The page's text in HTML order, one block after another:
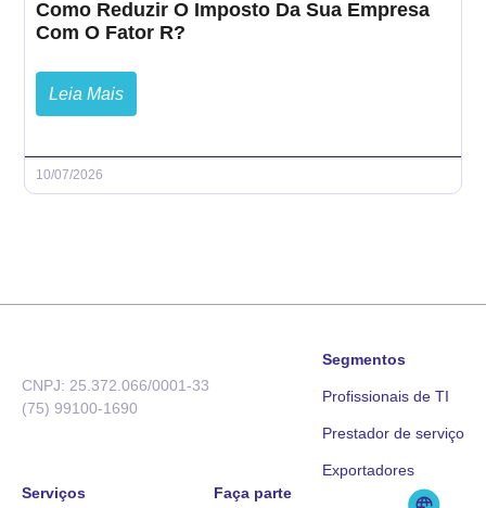
Como Reduzir O Imposto Da Sua Empresa
Com O Fator R?
Leia Mais
10/07/2026
CNPJ: 25.372.066/0001-33
(75) 99100-1690
Segmentos
Profissionais de TI
Prestador de serviço
Exportadores
Serviços
Faça parte